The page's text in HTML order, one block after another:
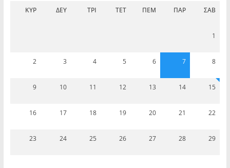
ΚΥΡ ΔΕΥ ΤΡΊ ΤΕΤ ΠΈΜ ΠΑΡ ΣΆΒ
1
2 3 4 5 6 7 8
9 10 11 12 13 14 15
16 17 18 19 20 21 22
23 24 25 26 27 28 29